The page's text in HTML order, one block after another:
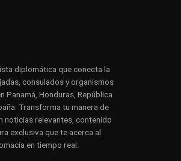
diplomática que conecta la
consulados y organismos
Panamá, Honduras, República
Transforma tu manera de
noticias relevantes, contenido
exclusiva que te acerca al
en tiempo real.